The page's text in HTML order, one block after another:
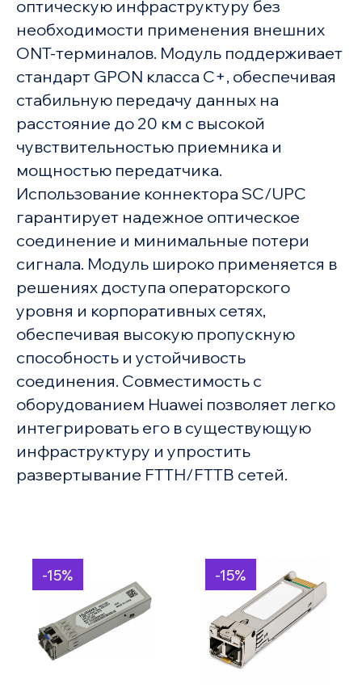
оптическую инфраструктуру без
необходимости применения внешних
ONT-терминалов. Модуль поддерживает
стандарт GPON класса C+, обеспечивая
стабильную передачу данных на
расстояние до 20 км с высокой
чувствительностью приемника и
мощностью передатчика.
Использование коннектора SC/UPC
гарантирует надежное оптическое
соединение и минимальные потери
сигнала. Модуль широко применяется в
решениях доступа операторского
уровня и корпоративных сетях,
обеспечивая высокую пропускную
способность и устойчивость
соединения. Совместимость с
оборудованием Huawei позволяет легко
интегрировать его в существующую
инфраструктуру и упростить
развертывание FTTH/FTTB сетей.
-15% -15%